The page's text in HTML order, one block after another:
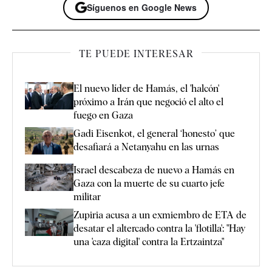
Síguenos en Google News
TE PUEDE INTERESAR
El nuevo líder de Hamás, el 'halcón'
próximo a Irán que negoció el alto el
fuego en Gaza
Gadi Eisenkot, el general ‘honesto’ que
desafiará a Netanyahu en las urnas
Israel descabeza de nuevo a Hamás en
Gaza con la muerte de su cuarto jefe
militar
Zupiria acusa a un exmiembro de ETA de
desatar el altercado contra la 'flotilla': "Hay
una 'caza digital' contra la Ertzaintza"